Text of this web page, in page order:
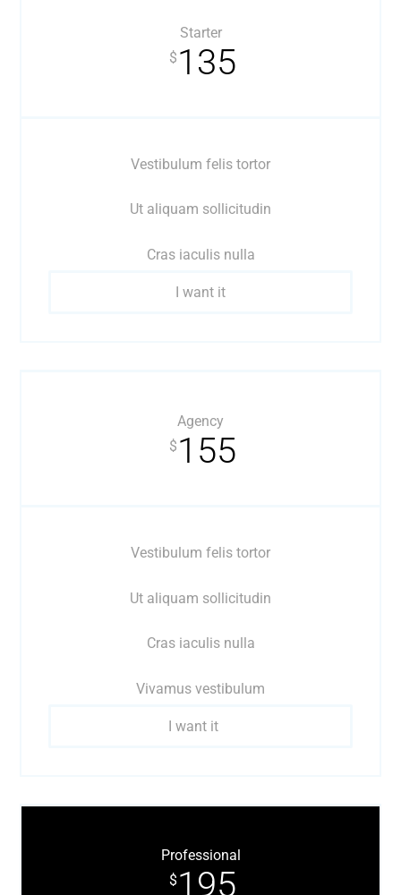
Starter
$ 135
Vestibulum felis tortor
Ut aliquam sollicitudin
Cras iaculis nulla
I want it
Agency
$ 155
Vestibulum felis tortor
Ut aliquam sollicitudin
Cras iaculis nulla
Vivamus vestibulum
I want it
Professional
$195